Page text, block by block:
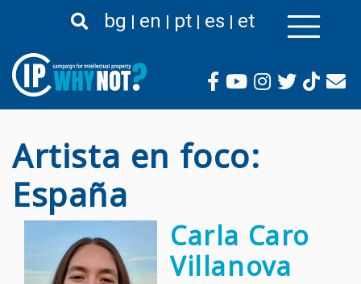
al
principal
bg en pt es et
Artista en foco:
España
Carla Caro
Villanova